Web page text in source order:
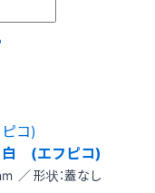
白 (エフピコ)
／ 形状：蓋なし